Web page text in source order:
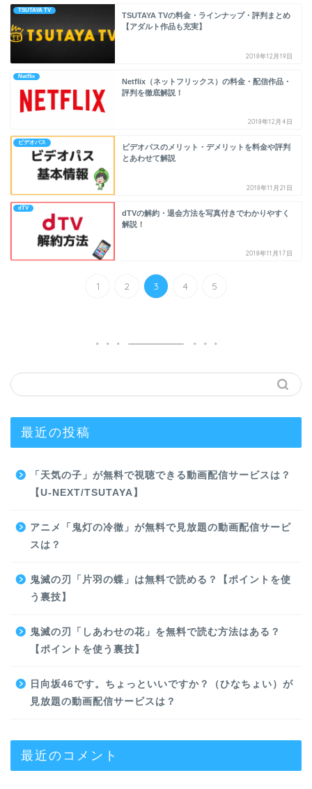
TSUTAYA TV
TSUTAYA TVの料金・ラインナップ・評判まとめ
【アダルト作品も充実】
2018年12月19日
Netflix
Netflix（ネットフリックス）の料金・配信作品・
評判を徹底解説！
2018年12月4日
ビデオパス
ビデオパスのメリット・デメリットを料金や評判
とあわせて解説
2018年11月21日
dTV
dTVの解約・退会方法を写真付きでわかりやすく
解説！
2018年11月17日
1 2 3 4 5
最近の投稿
「天気の子」が無料で視聴できる動画配信サービスは？
【U-NEXT/TSUTAYA】
アニメ「鬼灯の冷徹」が無料で見放題の動画配信サービ
スは？
鬼滅の刃「片羽の蝶」は無料で読める？【ポイントを使
う裏技】
鬼滅の刃「しあわせの花」を無料で読む方法はある？
【ポイントを使う裏技】
日向坂46です。ちょっといいですか？（ひなちょい）が
見放題の動画配信サービスは？
最近のコメント